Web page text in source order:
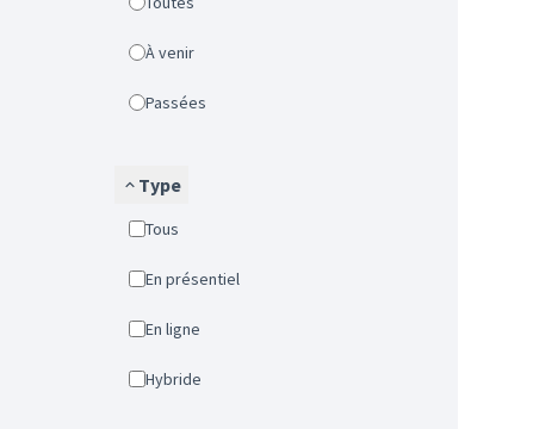
À venir
Passées
Type
Tous
En présentiel
En ligne
Hybride